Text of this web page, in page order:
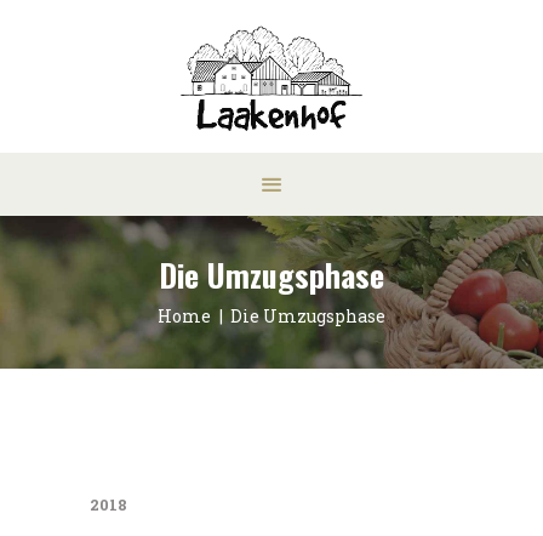
Die Umzugsphase
Home Die Umzugsphase
2018